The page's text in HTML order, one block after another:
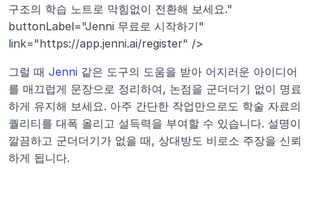
구조의 학습 노트로 막힘없이 전환해 보세요."
buttonLabel="Jenni 무료로 시작하기"
link="https://app.jenni.ai/register" />
그럴 때 Jenni 같은 도구의 도움을 받아 어지러운 아이디어
를 매끄럽게 문장으로 정리하여, 논점을 군더더기 없이 명료
하게 유지해 보세요. 아주 간단한 작업만으로도 학술 자료의
퀄리티를 대폭 올리고 설득력을 부여할 수 있습니다. 설명이
깔끔하고 군더더기가 없을 때, 상대방도 비로소 주장을 신뢰
하게 됩니다.